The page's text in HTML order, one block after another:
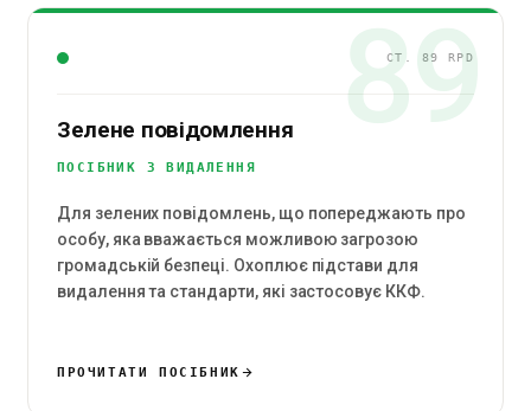
89
СТ. 89 RPD
Зелене повідомлення
ПОСІБНИК З ВИДАЛЕННЯ
Для зелених повідомлень, що попереджають про
особу, яка вважається можливою загрозою
громадській безпеці. Охоплює підстави для
видалення та стандарти, які застосовує ККФ.
ПРОЧИТАТИ ПОСІБНИК